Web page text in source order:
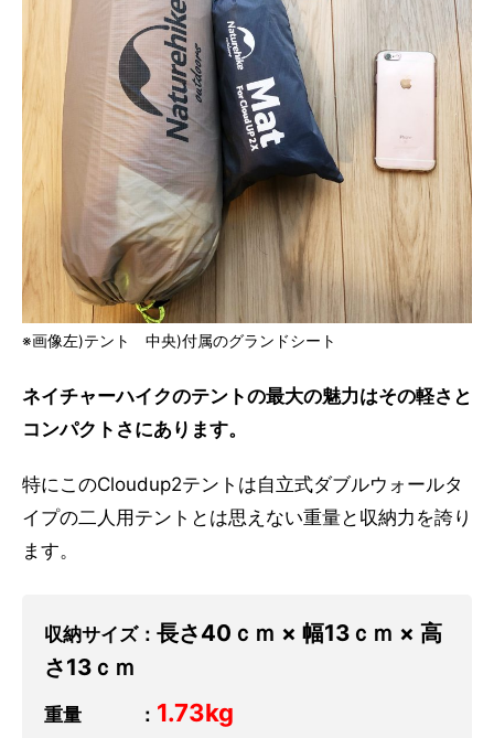
※画像左)テント 中央)付属のグランドシート
ネイチャーハイクのテントの最大の魅力はその軽さと
コンパクトさにあります。
特にこのCloudup2テントは自立式ダブルウォールタ
イプの二人用テントとは思えない重量と収納力を誇り
ます。
収納サイズ： 長さ40ｃｍ × 幅13ｃｍ × 高
さ13ｃｍ
重量 ： 1.73kg